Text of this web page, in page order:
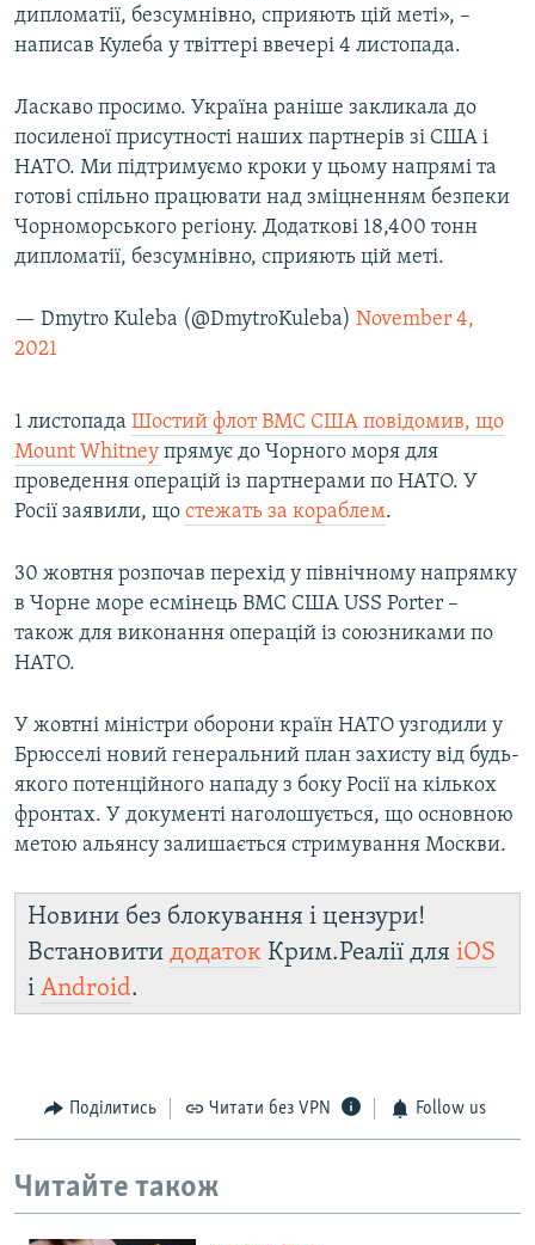
дипломатії, безсумнівно, сприяють цій меті», –
написав Кулеба у твіттері ввечері 4 листопада.
Ласкаво просимо. Україна раніше закликала до
посиленої присутності наших партнерів зі США і
НАТО. Ми підтримуємо кроки у цьому напрямі та
готові спільно працювати над зміцненням безпеки
Чорноморського регіону. Додаткові 18,400 тонн
дипломатії, безсумнівно, сприяють цій меті.
— Dmytro Kuleba (@DmytroKuleba) November 4,
2021
1 листопада Шостий флот ВМС США повідомив, що
Mount Whitney прямує до Чорного моря для
проведення операцій із партнерами по НАТО. У
Росії заявили, що стежать за кораблем.
30 жовтня розпочав перехід у північному напрямку
в Чорне море есмінець ВМС США USS Porter –
також для виконання операцій із союзниками по
НАТО.
У жовтні міністри оборони країн НАТО узгодили у
Брюсселі новий генеральний план захисту від будь-
якого потенційного нападу з боку Росії на кількох
фронтах. У документі наголошується, що основною
метою альянсу залишається стримування Москви.
Новини без блокування і цензури!
Встановити додаток Крим.Реалії для iOS
і Android.
Поділитись Читати без VPN Follow us
Читайте також